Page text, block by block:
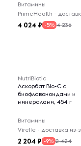
Витамины
4 024 -5% 4 236
NutriBiotic
Аскорбат Bio-C с
биофлавоноидами и
минералами, 454 г
Витамины
2 204 -9% 2 424